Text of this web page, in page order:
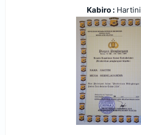
Kabiro :Hartini